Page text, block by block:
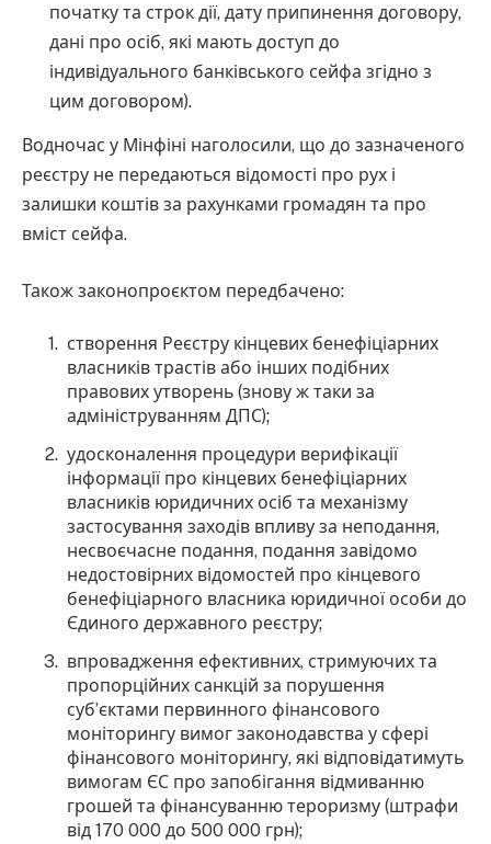
початку та строк дії, дату припинення договору,
дані про осіб, які мають доступ до
індивідуального банківського сейфа згідно з
цим договором).
Водночас у Мінфіні наголосили, що до зазначеного
реєстру не передаються відомості про рух і
залишки коштів за рахунками громадян та про
вміст сейфа.
Також законопроєктом передбачено:
створення Реєстру кінцевих бенефіціарних
власників трастів або інших подібних
правових утворень (знову ж таки за
адмініструванням ДПС);
удосконалення процедури верифікації
інформації про кінцевих бенефіціарних
власників юридичних осіб та механізму
застосування заходів впливу за неподання,
несвоєчасне подання, подання завідомо
недостовірних відомостей про кінцевого
бенефіціарного власника юридичної особи до
Єдиного державного реєстру;
впровадження ефективних, стримуючих та
пропорційних санкцій за порушення
суб’єктами первинного фінансового
моніторингу вимог законодавства у сфері
фінансового моніторингу, які відповідатимуть
вимогам ЄС про запобігання відмиванню
грошей та фінансуванню тероризму (штрафи
від 170 000 до 500 000 грн);